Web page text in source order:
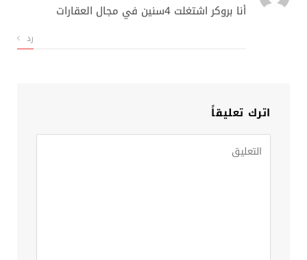
أنا بروكر اشتغلت 4سنين في مجال العقارات
رد
اترك تعليقاً